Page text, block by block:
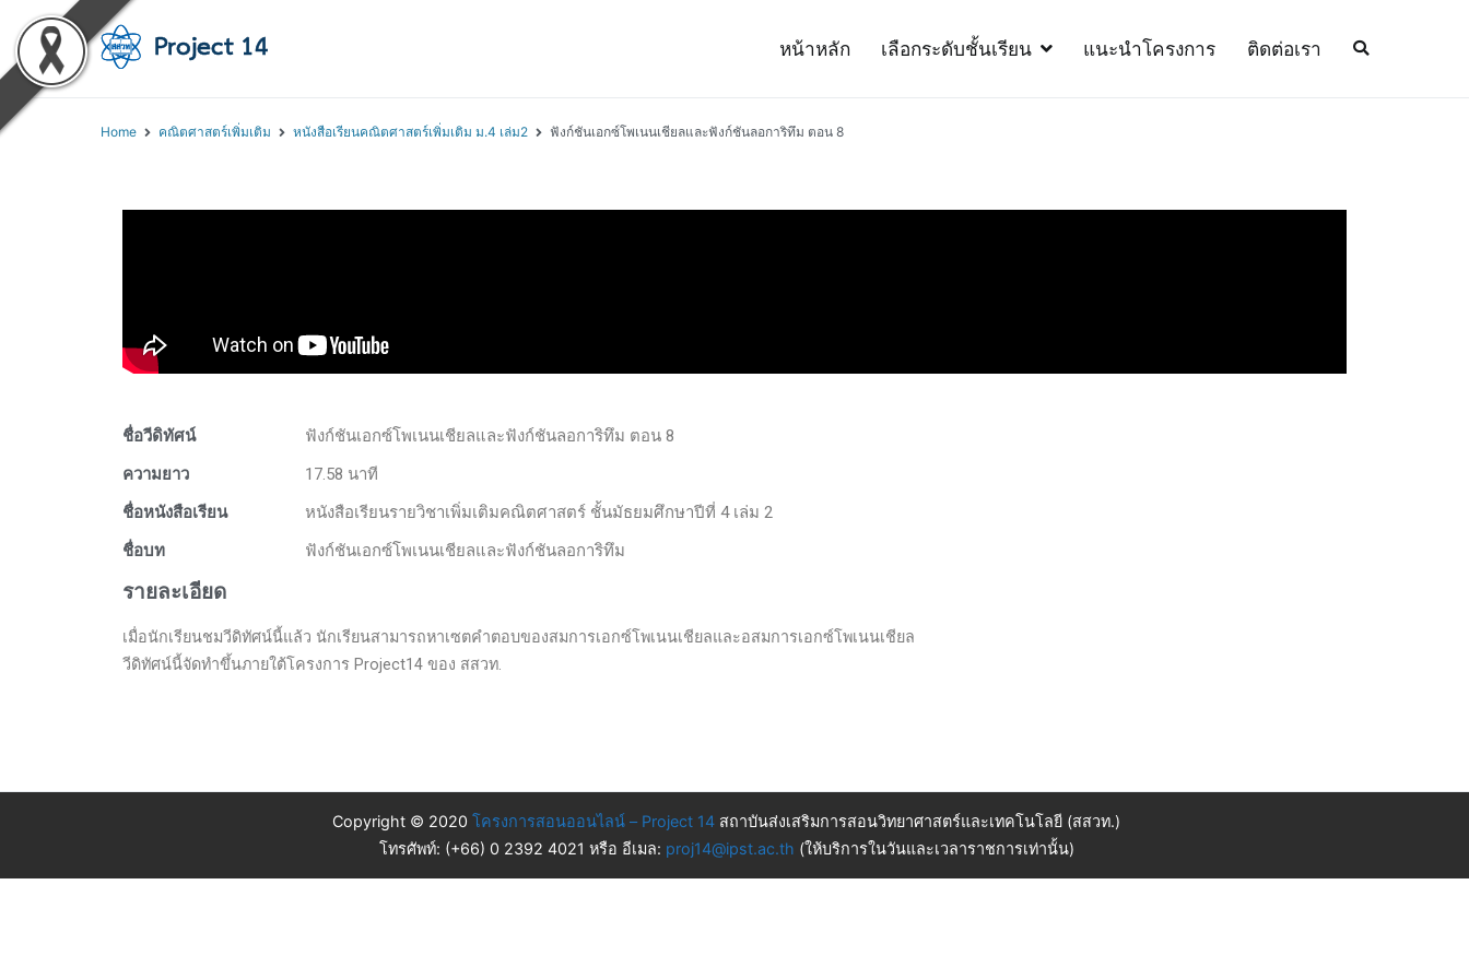
หน้าหลัก เลือกระดับชั้นเรียน แนะนำโครงการ ติดต่อเรา
Home คณิตศาสตร์เพิ่มเติม หนังสือเรียนคณิตศาสตร์เพิ่มเติม ม.4 เล่ม2 ฟังก์ชันเอกซ์โพเนนเชียลและฟังก์ชันลอการิทึม ตอน 8
ชื่อวีดิทัศน์
ฟังก์ชันเอกซ์โพเนนเชียลและฟังก์ชันลอการิทึม ตอน 8
ความยาว
17.58 นาที
ชื่อหนังสือเรียน
หนังสือเรียนรายวิชาเพิ่มเติมคณิตศาสตร์ ชั้นมัธยมศึกษาปีที่ 4 เล่ม 2
ชื่อบท
ฟังก์ชันเอกซ์โพเนนเชียลและฟังก์ชันลอการิทึม
รายละเอียด
เมื่อนักเรียนชมวีดิทัศน์นี้แล้ว นักเรียนสามารถหาเซตคำตอบของสมการเอกซ์โพเนนเชียลและอสมการเอกซ์โพเนนเชียล
วีดิทัศน์นี้จัดทำขึ้นภายใต้โครงการ Project14 ของ สสวท.
Copyright © 2020 โครงการสอนออนไลน์ – Project 14 สถาบันส่งเสริมการสอนวิทยาศาสตร์และเทคโนโลยี (สสวท.)
โทรศัพท์: (+66) 0 2392 4021 หรือ อีเมล: proj14@ipst.ac.th (ให้บริการในวันและเวลาราชการเท่านั้น)